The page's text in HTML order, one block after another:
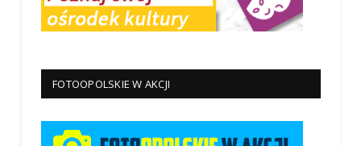
FOTOOPOLSKIE W AKCJI